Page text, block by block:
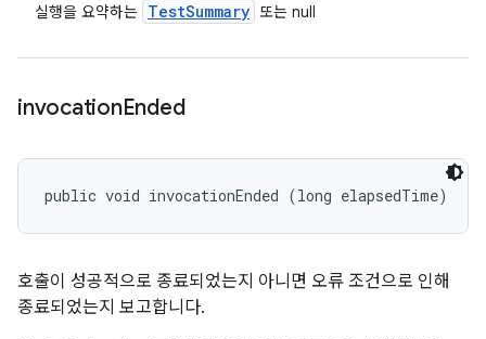
실행을 요약하는 TestSummary 또는 null
invocationEnded
public void invocationEnded (long elapsedTime)
호출이 성공적으로 종료되었는지 아니면 오류 조건으로 인해
종료되었는지 보고합니다.